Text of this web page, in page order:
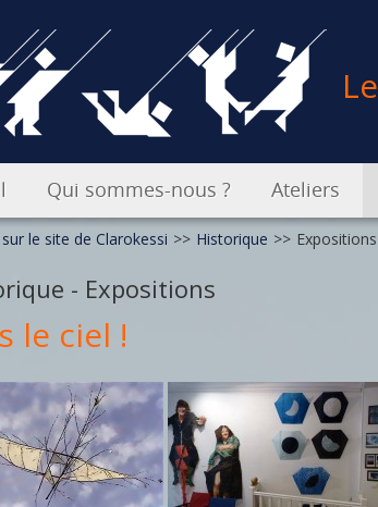
Qui sommes-nous ? Ateliers
Interventions
Cout des
le site de Clarokessi >> Historique >> Expositions
- Expositions
le ciel !